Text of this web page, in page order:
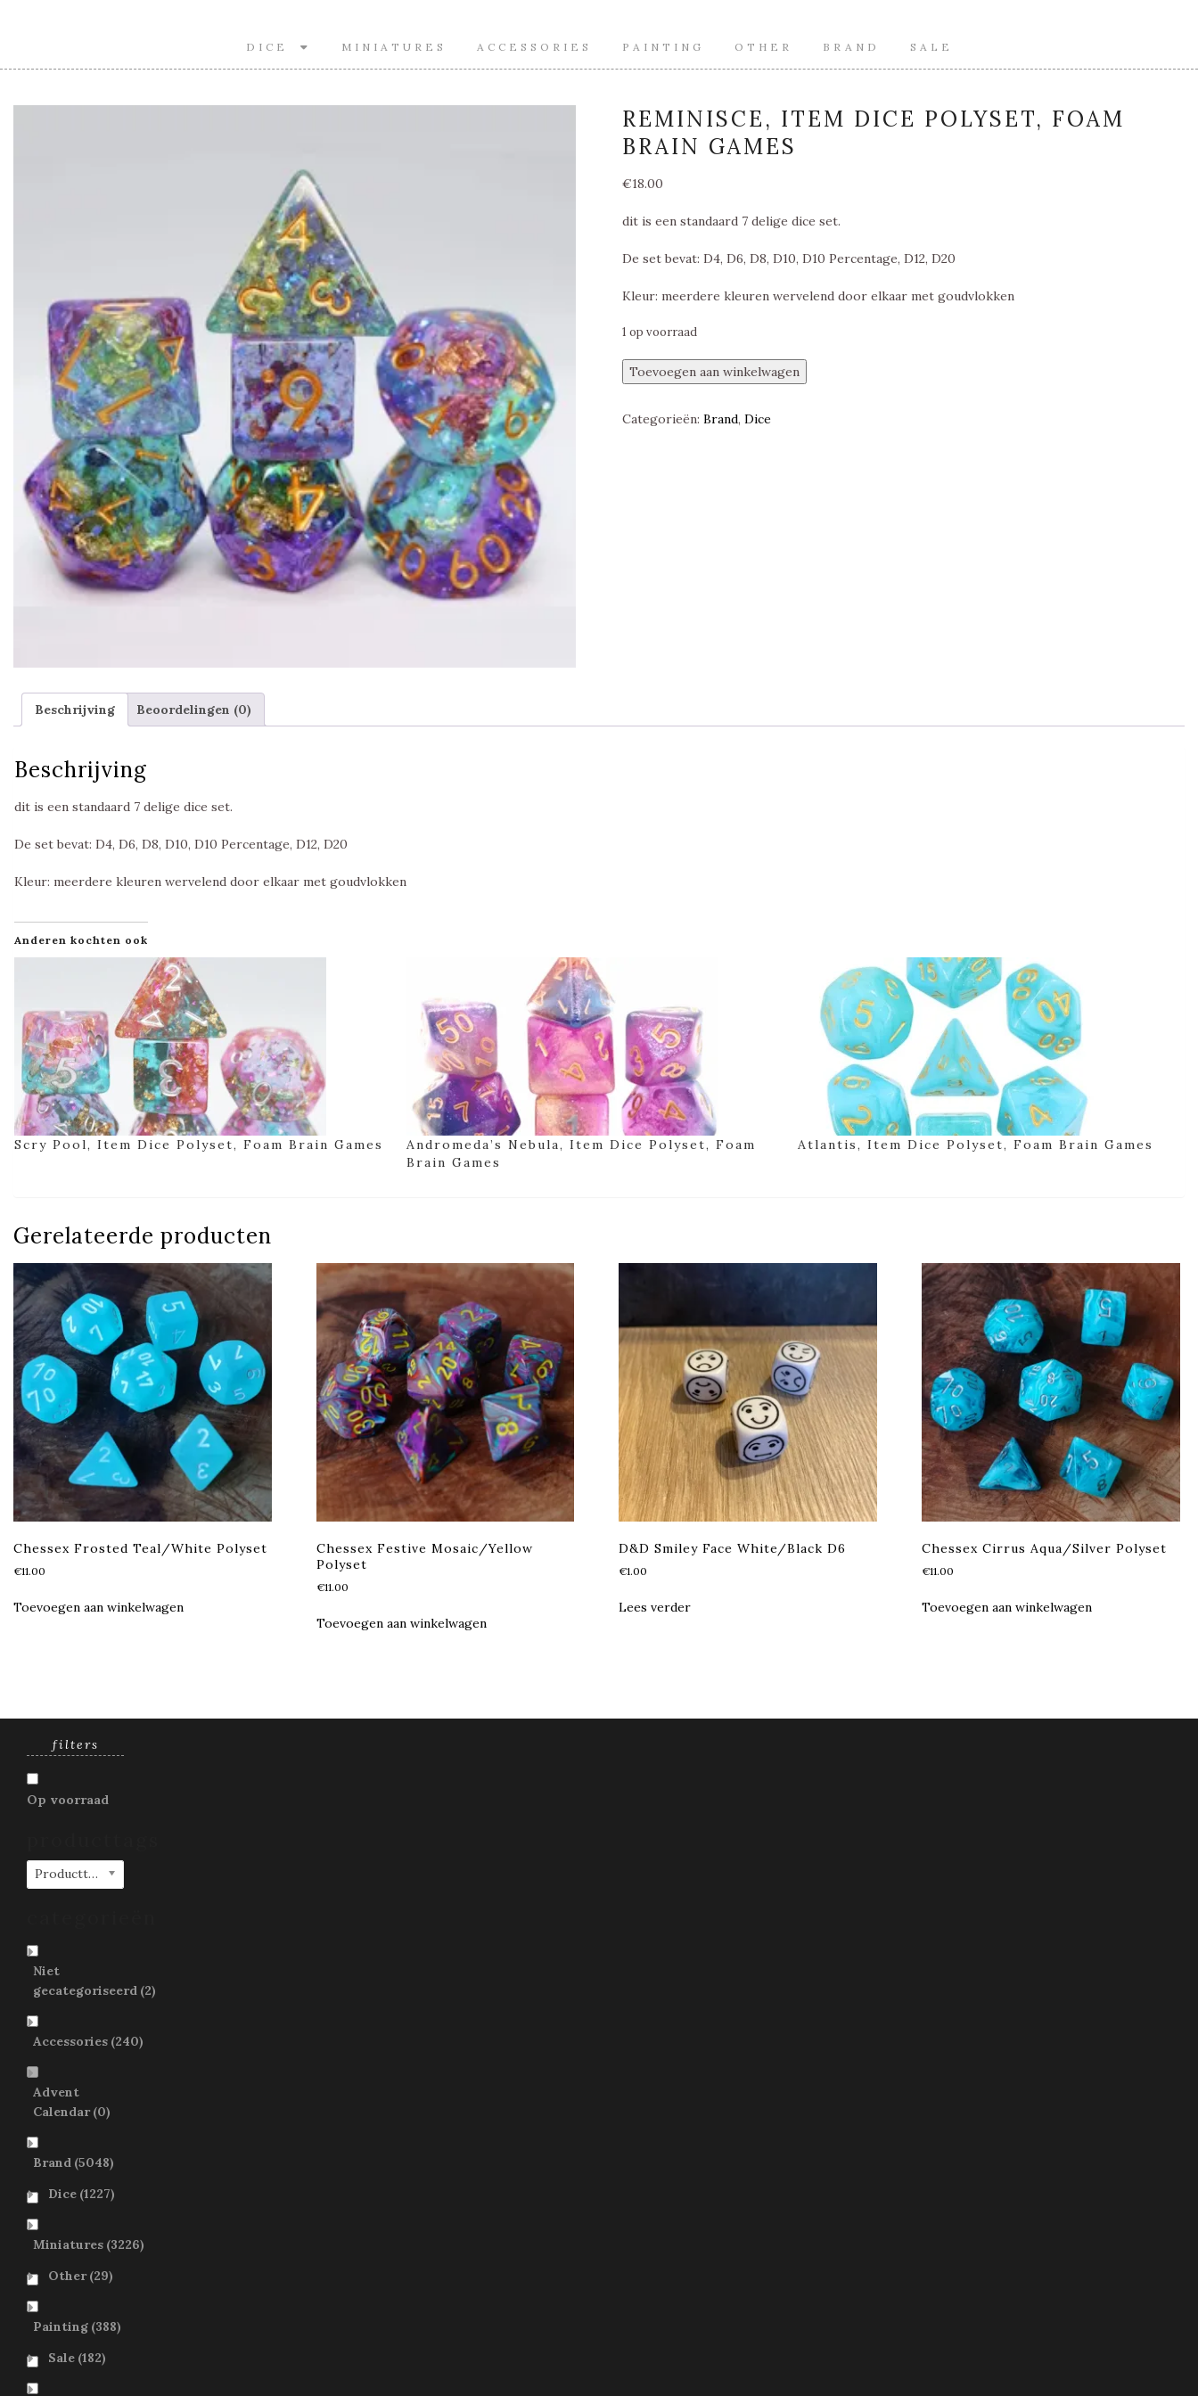
DICE MINIATURES ACCESSORIES PAINTING OTHER BRAND SALE
REMINISCE, ITEM DICE POLYSET, FOAM
BRAIN GAMES
€18.00
dit is een standaard 7 delige dice set.
De set bevat: D4, D6, D8, D10, D10 Percentage, D12, D20
Kleur: meerdere kleuren wervelend door elkaar met goudvlokken
1 op voorraad
Reminisce,
Item
Polyset,
Toevoegen aan winkelwagen
Categorieën:Brand,Dice
Beschrijving Beoordelingen (0)
Beschrijving
dit is een standaard 7 delige dice set.
De set bevat: D4, D6, D8, D10, D10 Percentage, D12, D20
Kleur: meerdere kleuren wervelend door elkaar met goudvlokken
Anderen kochten ook
Scry Pool, Item Dice Polyset, Foam Brain Games
Andromeda’s Nebula, Item Dice Polyset, Foam
Brain Games
Atlantis, Item Dice Polyset, Foam Brain Games
Gerelateerde producten
Chessex Frosted Teal/White Polyset
€11.00
Toevoegen aan winkelwagen
Chessex Festive Mosaic/Yellow
Polyset
€11.00
Toevoegen aan winkelwagen
D&D Smiley Face White/Black D6
€1.00
Lees verder
Chessex Cirrus Aqua/Silver Polyset
€11.00
Toevoegen aan winkelwagen
filters
Op voorraad
Producttags
Niet
gecategoriseerd (2)
Accessories (240)
Advent
Calendar (0)
Brand (5048)
Dice (1227)
Miniatures (3226)
Other (29)
Painting (388)
Sale (182)